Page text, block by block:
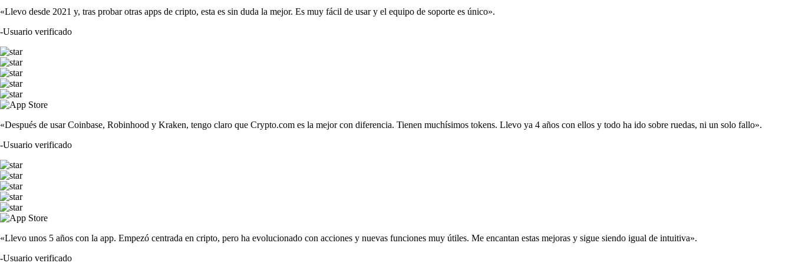
«Llevo desde 2021 y, tras probar otras apps de cripto, esta es sin duda la mejor. Es muy fácil de usar y el equipo de soporte es único».
-Usuario verificado
«Después de usar Coinbase, Robinhood y Kraken, tengo claro que Crypto.com es la mejor con diferencia. Tienen muchísimos tokens. Llevo ya 4 años con ellos y todo ha ido sobre ruedas, ni un solo fallo».
-Usuario verificado
«Llevo unos 5 años con la app. Empezó centrada en cripto, pero ha evolucionado con acciones y nuevas funciones muy útiles. Me encantan estas mejoras y sigue siendo igual de intuitiva».
-Usuario verificado